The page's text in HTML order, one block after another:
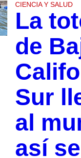
CIENCIA Y SALUD
La
de
Sur
al
así